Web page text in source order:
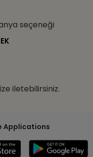
seçeneği
iletebilirsiniz.
Applications